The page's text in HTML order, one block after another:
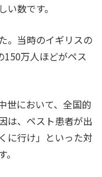
数です。
。当時のイギリスの
150万人ほどがペス
世において、全国的
は、ペスト患者が出
に行け」といった対